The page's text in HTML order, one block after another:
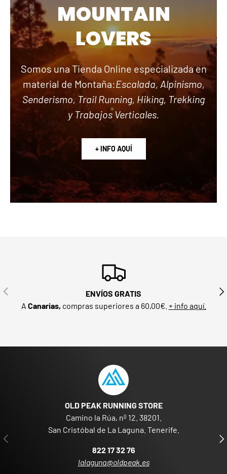
MOUNTAIN
LOVERS
Somos una Tienda Online especializada en
material de Montaña:Escalada, Alpinismo,
Senderismo, Trail Running, Hiking, Trekking
y Trabajos Verticales.
+ INFO AQUÍ
ANTERIOR
ENVÍOS GRATIS
A Canarias, compras superiores a 60,00€. + info aquí.
ANTERIOR
OLD PEAK RUNNING STORE
Camino la Rúa, nº 12. 38201.
San Cristóbal de La Laguna. Tenerife.
822 17 32 76
lalaguna@oldpeak.es